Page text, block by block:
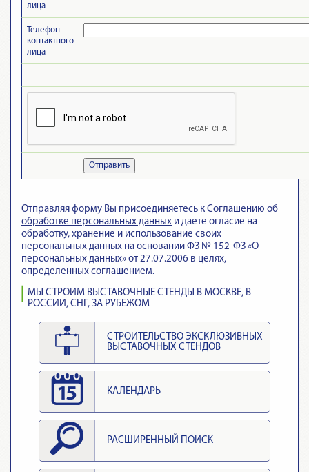
лица
Телефон
контактного
лица
Отправить
Отправляя форму Вы присоединяетесь к Cоглашению об
обработке персональных данных и даете огласие на
обработку, хранение и использование своих
персональных данных на основании ФЗ № 152-ФЗ «О
персональных данных» от 27.07.2006 в целях,
определенных соглашением.
МЫ СТРОИМ ВЫСТАВОЧНЫЕ СТЕНДЫ В МОСКВЕ, В
РОССИИ, СНГ, ЗА РУБЕЖОМ
СТРОИТЕЛЬСТВО ЭКСКЛЮЗИВНЫХ
ВЫСТАВОЧНЫХ СТЕНДОВ
КАЛЕНДАРЬ
РАСШИРЕННЫЙ ПОИСК